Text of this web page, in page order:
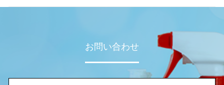
お問い合わせ